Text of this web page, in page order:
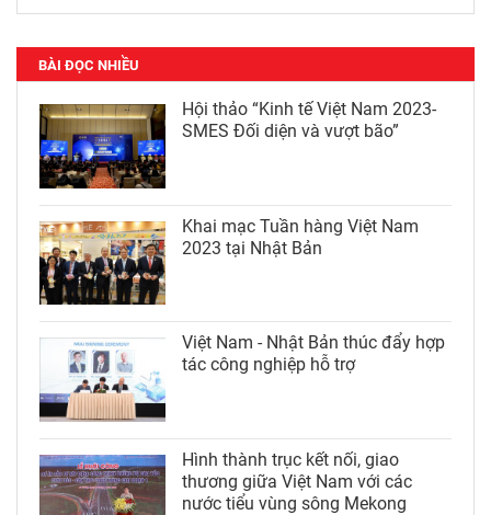
BÀI ĐỌC NHIỀU
Hội thảo “Kinh tế Việt Nam 2023-
SMES Đối diện và vượt bão”
Khai mạc Tuần hàng Việt Nam
2023 tại Nhật Bản
Việt Nam - Nhật Bản thúc đẩy hợp
tác công nghiệp hỗ trợ
Hình thành trục kết nối, giao
thương giữa Việt Nam với các
nước tiểu vùng sông Mekong